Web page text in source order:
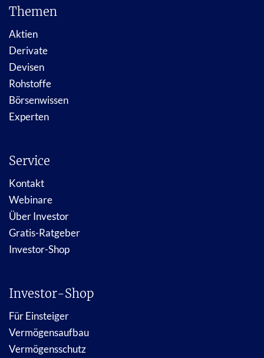
Themen
Aktien
Derivate
Devisen
Rohstoffe
Börsenwissen
Experten
Service
Kontakt
Webinare
Über Investor
Gratis-Ratgeber
Investor-Shop
Investor-Shop
Für Einsteiger
Vermögensaufbau
Vermögensschutz